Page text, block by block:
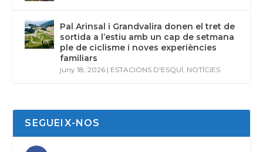
Pal Arinsal i Grandvalira donen el tret de
sortida a l’estiu amb un cap de setmana
ple de ciclisme i noves experiències
familiars
juny 18, 2026 | ESTACIONS D'ESQUÍ NOTÍCIES
SEGUEIX-NOS